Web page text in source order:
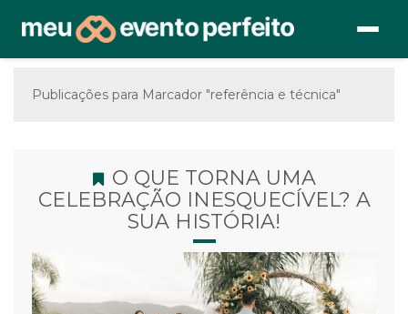
Publicações para Marcador "referência e técnica"
O QUE TORNA UMA
CELEBRAÇÃO INESQUECÍVEL? A
SUA HISTÓRIA!